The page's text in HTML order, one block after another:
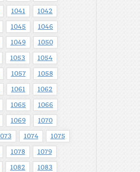
1041 1042
1045 1046
1049 1050
1053 1054
1057 1058
1061 1062
1065 1066
1069 1070
1074 1075
1078 1079
1082 1083